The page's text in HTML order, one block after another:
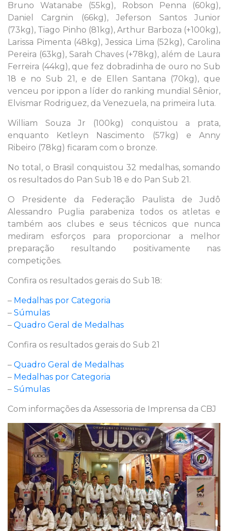
Bruno Watanabe (55kg), Robson Penna (60kg),
Daniel Cargnin (66kg), Jeferson Santos Junior
(73kg), Tiago Pinho (81kg), Arthur Barboza (+100kg),
Larissa Pimenta (48kg), Jessica Lima (52kg), Carolina
Pereira (63kg), Sarah Chaves (+78kg), além de Laura
Ferreira (44kg), que fez dobradinha de ouro no Sub
18 e no Sub 21, e de Ellen Santana (70kg), que
venceu por ippon a líder do ranking mundial Sênior,
Elvismar Rodriguez, da Venezuela, na primeira luta.
William Souza Jr (100kg) conquistou a prata,
enquanto Ketleyn Nascimento (57kg) e Anny
Ribeiro (78kg) ficaram com o bronze.
No total, o Brasil conquistou 32 medalhas, somando
os resultados do Pan Sub 18 e do Pan Sub 21.
O Presidente da Federação Paulista de Judô
Alessandro Puglia parabeniza todos os atletas e
também aos clubes e seus técnicos que nunca
mediram esforços para proporcionar a melhor
preparação resultando positivamente nas
competições.
Confira os resultados gerais do Sub 18:
– Medalhas por Categoria
– Súmulas
– Quadro Geral de Medalhas
Confira os resultados gerais do Sub 21
– Quadro Geral de Medalhas
– Medalhas por Categoria
– Súmulas
Com informações da Assessoria de Imprensa da CBJ